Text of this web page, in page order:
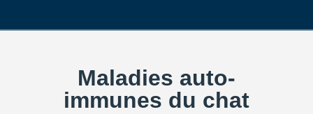
Maladies auto-
immunes du chat